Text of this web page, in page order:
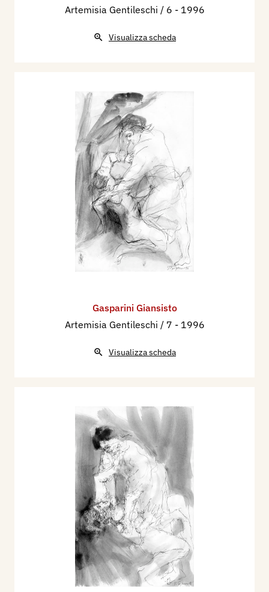
Artemisia Gentileschi / 6 - 1996
Visualizza scheda
Gasparini Giansisto
Artemisia Gentileschi / 7 - 1996
Visualizza scheda